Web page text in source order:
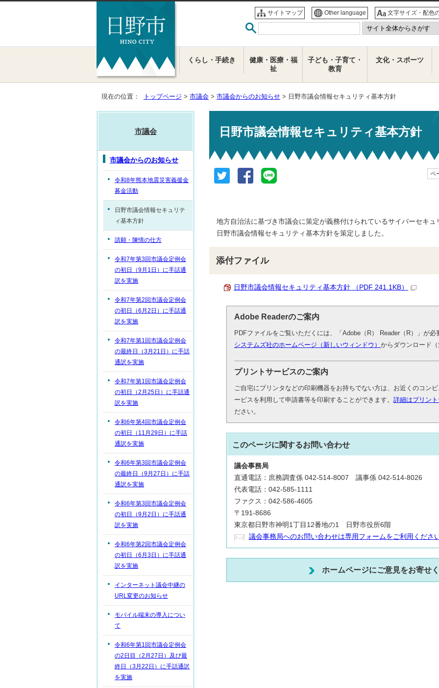
サイトマップ Other language 文字サイズ・配色
くらし・手続き
健康・医療・福
祉
子ども・子育て・
教育
文化・スポーツ
現在の位置： トップページ > 市議会 > 市議会からのお知らせ > 日野市議会情報セキュリティ基本方針
日野市議会情報セキュリティ基本方針
ペ
地方自治法に基づき市議会に策定が義務付けられているサイバーセキュ
日野市議会情報セキュリティ基本方針を策定しました。
添付ファイル
日野市議会情報セキュリティ基本方針 （PDF 241.1KB）
Adobe Readerのご案内
PDFファイルをご覧いただくには、「Adobe（R） Reader（R）」が
システムズ社のホームページ（新しいウィンドウ） からダウンロード（
プリントサービスのご案内
ご自宅にプリンタなどの印刷機器をお持ちでない方は、お近くのコン
ービスを利用して申請書等を印刷することができます。 詳細はプリン
ださい。
このページに関するお問い合わせ
議会事務局
直通電話：庶務調査係 042-514-8007 議事係 042-514-8026
代表電話：042-585-1111
ファクス：042-586-4605
〒191-8686
東京都日野市神明1丁目12番地の1 日野市役所6階
議会事務局へのお問い合わせは専用フォームをご利用ください
ホームページにご意見をお寄せ
市議会
市議会からのお知らせ
令和8年熊本地震災害義援金
募金活動
日野市議会情報セキュリテ
ィ基本方針
請願・陳情の仕方
令和7年第3回市議会定例会
の初日（9月1日）に手話通
訳を実施
令和7年第2回市議会定例会
の初日（6月2日）に手話通
訳を実施
令和7年第1回市議会定例会
の最終日（3月21日）に手話
通訳を実施
令和7年第1回市議会定例会
の初日（2月25日）に手話通
訳を実施
令和6年第4回市議会定例会
の初日（11月29日）に手話
通訳を実施
令和6年第3回市議会定例会
の最終日（9月27日）に手話
通訳を実施
令和6年第3回市議会定例会
の初日（9月2日）に手話通
訳を実施
令和6年第2回市議会定例会
の初日（6月3日）に手話通
訳を実施
インターネット議会中継の
URL変更のお知らせ
モバイル端末の導入につい
て
令和6年第1回市議会定例会
の2日目（2月27日）及び最
終日（3月22日）に手話通訳
を実施